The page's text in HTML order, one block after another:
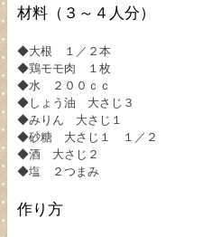
材料（３～４人分）
◆大根 １／２本
◆鶏モモ肉 １枚
◆水 ２００ｃｃ
◆しょう油 大さじ３
◆みりん 大さじ１
◆砂糖 大さじ１ １／２
◆酒 大さじ２
◆塩 ２つまみ
作り方